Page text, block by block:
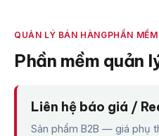
QUẢN LÝ BÁN HÀNGPHẦN
Phần mềm quản
Liên hệ báo giá /
Sản phẩm B2B — giá phụ